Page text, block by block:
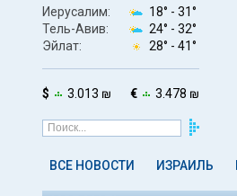
Иерусалим: 18° - 31°
Тель-Авив:
24° - 32°
Эйлат:
28° - 41°
$ 3.013 ₪ € 3.478 ₪
ВСЕ НОВОСТИ ИЗРАИЛЬ